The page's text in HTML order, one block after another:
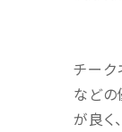
チーク
などの
が良く